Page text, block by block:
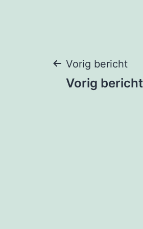
Bericht
Vorig bericht
Vorig bericht